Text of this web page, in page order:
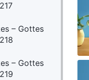
– Gottes
– Gottes